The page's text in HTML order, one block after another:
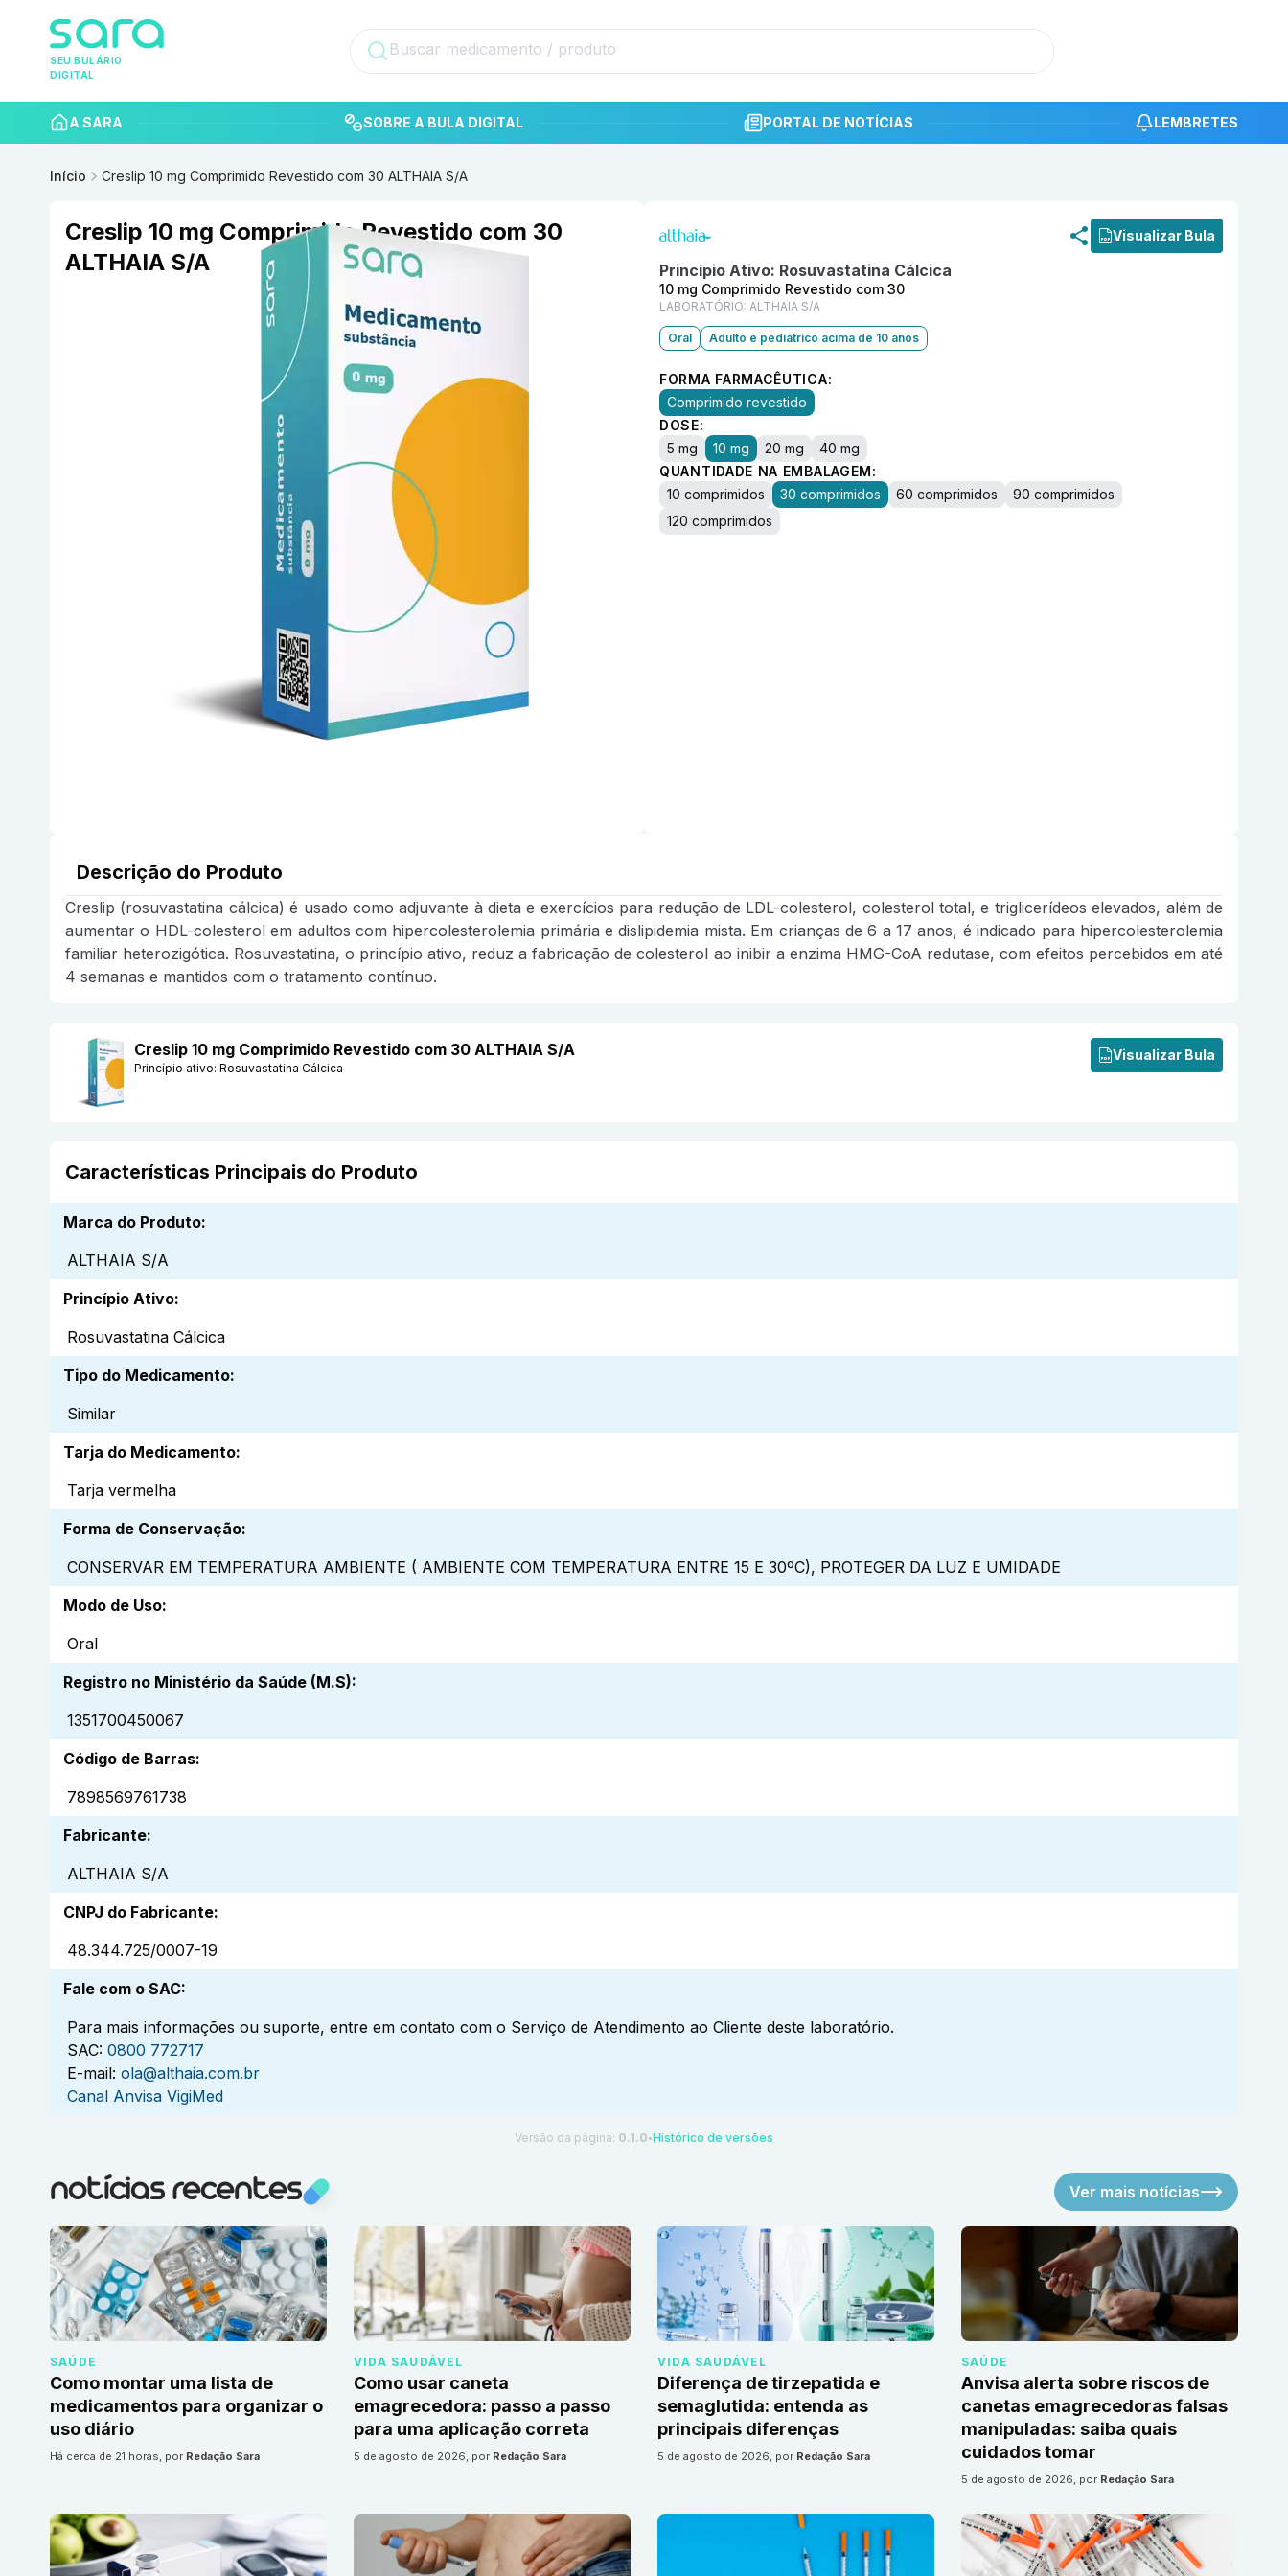
SEU BULÁRIO
DIGITAL
A SARA SOBRE A BULA DIGITAL PORTAL DE NOTÍCIAS LEMBRETES
Início Creslip 10 mg Comprimido Revestido com 30 ALTHAIA S/A
Creslip 10 mg Comprimido Revestido com 30
ALTHAIA S/A
Visualizar Bula
Princípio Ativo: Rosuvastatina Cálcica
10 mg Comprimido Revestido com 30
LABORATÓRIO: ALTHAIA S/A
Oral Adulto e pediátrico acima de 10 anos
FORMA FARMACÊUTICA:
Comprimido revestido
DOSE:
5 mg
10 mg 20 mg
40 mg
QUANTIDADE NA EMBALAGEM:
10 comprimidos
30 comprimidos 60 comprimidos
90 comprimidos
120 comprimidos
Descrição do Produto
Creslip (rosuvastatina cálcica) é usado como adjuvante à dieta e exercícios para redução de LDL-colesterol, colesterol total, e triglicerídeos elevados, além de
aumentar o HDL-colesterol em adultos com hipercolesterolemia primária e dislipidemia mista. Em crianças de 6 a 17 anos, é indicado para hipercolesterolemia
familiar heterozigótica. Rosuvastatina, o princípio ativo, reduz a fabricação de colesterol ao inibir a enzima HMG-CoA redutase, com efeitos percebidos em até
4 semanas e mantidos com o tratamento contínuo.
Creslip 10 mg Comprimido Revestido com 30 ALTHAIA S/A
Princípio ativo: Rosuvastatina Cálcica
Visualizar Bula
Características Principais do Produto
Marca do Produto:
ALTHAIA S/A
Princípio Ativo:
Rosuvastatina Cálcica
Tipo do Medicamento:
Similar
Tarja do Medicamento:
Tarja vermelha
Forma de Conservação:
CONSERVAR EM TEMPERATURA AMBIENTE ( AMBIENTE COM TEMPERATURA ENTRE 15 E 30ºC), PROTEGER DA LUZ E UMIDADE
Modo de Uso:
Oral
Registro no Ministério da Saúde (M.S):
1351700450067
Código de Barras:
7898569761738
Fabricante:
ALTHAIA S/A
CNPJ do Fabricante:
48.344.725/0007-19
Fale com o SAC:
Para mais informações ou suporte, entre em contato com o Serviço de Atendimento ao Cliente deste laboratório.
SAC: 0800 772717
E-mail: ola@althaia.com.br
Canal Anvisa VigiMed
Versão da página: 0.1.0 ●Histórico de versões
notícias recentes Ver mais notícias
SAÚDE
Como montar uma lista de
medicamentos para organizar o
uso diário
há cerca de 21 horas, por Redação Sara
VIDA SAUDÁVEL
Como usar caneta
emagrecedora: passo a passo
para uma aplicação correta
5 de agosto de 2026, por Redação Sara
VIDA SAUDÁVEL
Diferença de tirzepatida e
semaglutida: entenda as
principais diferenças
5 de agosto de 2026, por Redação Sara
SAÚDE
Anvisa alerta sobre riscos de
canetas emagrecedoras falsas
manipuladas: saiba quais
cuidados tomar
5 de agosto de 2026, por Redação Sara